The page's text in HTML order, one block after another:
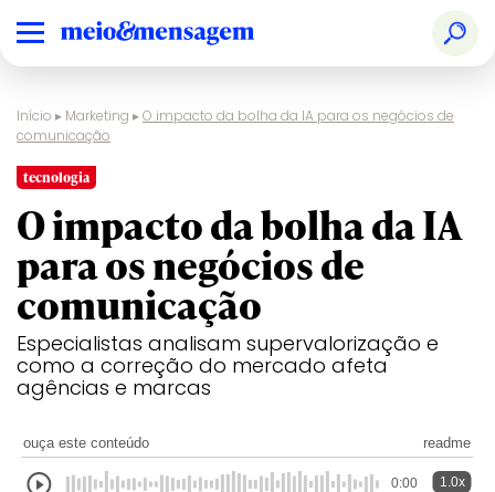
Início ▸ Marketing ▸O impacto da bolha da IA para os negócios de
comunicação
tecnologia
O impacto da bolha da IA
para os negócios de
comunicação
Especialistas analisam supervalorização e
como a correção do mercado afeta
agências e marcas
ouça este conteúdo readme
0:00 1.0x